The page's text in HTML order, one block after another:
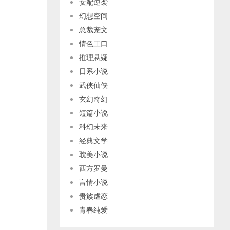
幻想空间
总裁宠文
情色工口
推理悬疑
日系小说
武侠仙侠
玄幻奇幻
短篇小说
科幻未来
经典文学
耽美小说
西方罗曼
言情小说
贵族虐恋
青春纯爱